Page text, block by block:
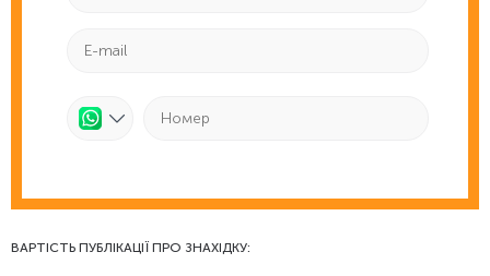
ВАРТІСТЬ ПУБЛІКАЦІЇ ПРО ЗНАХІДКУ: